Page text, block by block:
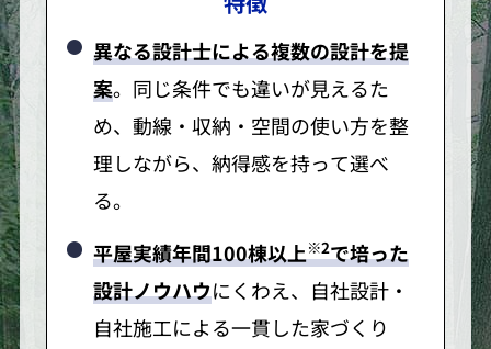
異なる設計士による複数の設計を提
案。同じ条件でも違いが見えるた
め、動線・収納・空間の使い方を整
理しながら、納得感を持って選べ
る。
平屋実績年間100棟以上※2で培った
設計ノウハウにくわえ、自社設計・
自社施工による一貫した家づくり